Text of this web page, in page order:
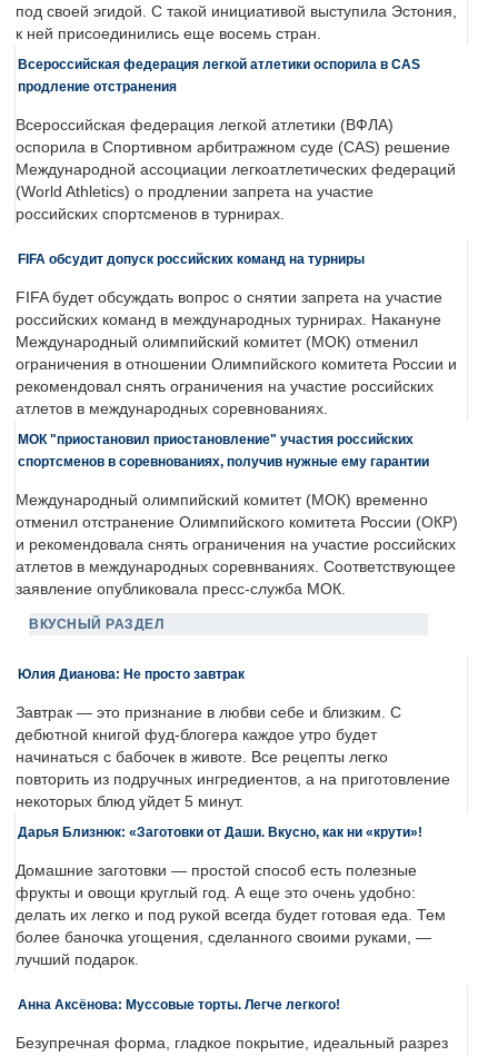
под своей эгидой. С такой инициативой выступила Эстония,
к ней присоединились еще восемь стран.
Всероссийская федерация легкой атлетики оспорила в CAS
продление отстранения
Всероссийская федерация легкой атлетики (ВФЛА)
оспорила в Спортивном арбитражном суде (CAS) решение
Международной ассоциации легкоатлетических федераций
(World Athletics) о продлении запрета на участие
российских спортсменов в турнирах.
FIFA обсудит допуск российских команд на турниры
FIFA будет обсуждать вопрос о снятии запрета на участие
российских команд в международных турнирах. Накануне
Международный олимпийский комитет (МОК) отменил
ограничения в отношении Олимпийского комитета России и
рекомендовал снять ограничения на участие российских
атлетов в международных соревнованиях.
МОК "приостановил приостановление" участия российских
спортсменов в соревнованиях, получив нужные ему гарантии
Международный олимпийский комитет (МОК) временно
отменил отстранение Олимпийского комитета России (ОКР)
и рекомендовала снять ограничения на участие российских
атлетов в международных соревнваниях. Соответствующее
заявление опубликовала пресс-служба МОК.
ВКУСНЫЙ РАЗДЕЛ
Юлия Дианова: Не просто завтрак
Завтрак — это признание в любви себе и близким. С
дебютной книгой фуд-блогера каждое утро будет
начинаться с бабочек в животе. Все рецепты легко
повторить из подручных ингредиентов, а на приготовление
некоторых блюд уйдет 5 минут.
Дарья Близнюк: «Заготовки от Даши. Вкусно, как ни «крути»!
Домашние заготовки — простой способ есть полезные
фрукты и овощи круглый год. А еще это очень удобно:
делать их легко и под рукой всегда будет готовая еда. Тем
более баночка угощения, сделанного своими руками, —
лучший подарок.
Анна Аксёнова: Муссовые торты. Легче легкого!
Безупречная форма, гладкое покрытие, идеальный разрез